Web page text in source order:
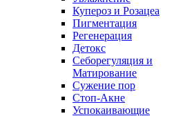
Купероз и Розацеа
Пигментация
Регенерация
Детокс
Себорегуляция и
Матирование
Сужение пор
Стоп-Акне
Успокаивающие